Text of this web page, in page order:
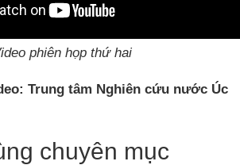
phiên họp thứ hai
Trung tâm Nghiên cứu nước Úc
chuyên mục